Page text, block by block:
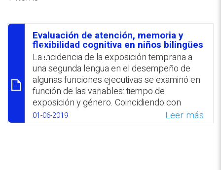
REPOSITORIO EN LÍNEA DE
CONTENIDOS ACADÉMICOS SOBRE
EDUCACIÓN Y FORMACIÓN DEL
PROFESORADO סיכום
Evaluación de atención, memoria y
flexibilidad cognitiva en niños bilingües
La incidencia de la exposición temprana a
una segunda lengua en el desempeño de
algunas funciones ejecutivas se examinó en
función de las variables: tiempo de
exposición y género. Coincidiendo con
estudios anteriores, los hallazgos
comprobaron que los niños bilingües
01-06-2019 Leer más